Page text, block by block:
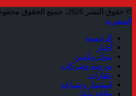
© حقوق النشر 2026، جميع الحقوق محفوظة |
المصرية
الرئيسية
أخبار
بنوك وتأمين
بورصة وشركات
عقارات
استثمار وصناعة
طاقة ونقل